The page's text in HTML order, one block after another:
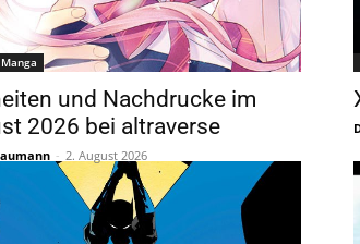
und Nachdrucke im
2026 bei altraverse
- 2. August 2026